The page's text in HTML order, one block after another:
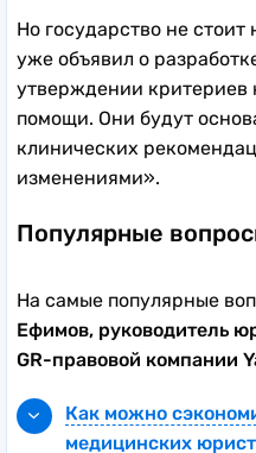
Но государство не
уже объявил о
утверждении критериев
помощи. Они будут
клинических
изменениями».
Популярные
На самые популярные
Ефимов, руководитель
GR-правовой компании
Как можно
медицинских